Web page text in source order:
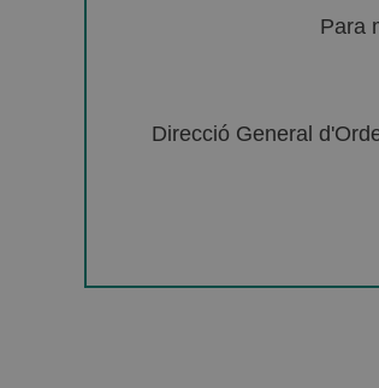
Para
Direcció General